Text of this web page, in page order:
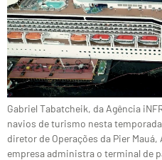
Gabriel Tabatcheik, da Agência
navios de turismo nesta
diretor de Operações da Pier
empresa administra o terminal de